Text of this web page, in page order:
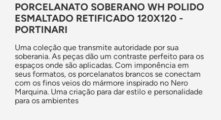
PORCELANATO SOBERANO WH POLIDO
ESMALTADO RETIFICADO 120X120 -
PORTINARI
Uma coleção que transmite autoridade por sua
soberania. As peças dão um contraste perfeito para os
espaços onde são aplicadas. Com imponência em
seus formatos, os porcelanatos brancos se conectam
com os finos veios do mármore inspirado no Nero
Marquina. Uma criação para dar estilo e personalidade
para os ambientes